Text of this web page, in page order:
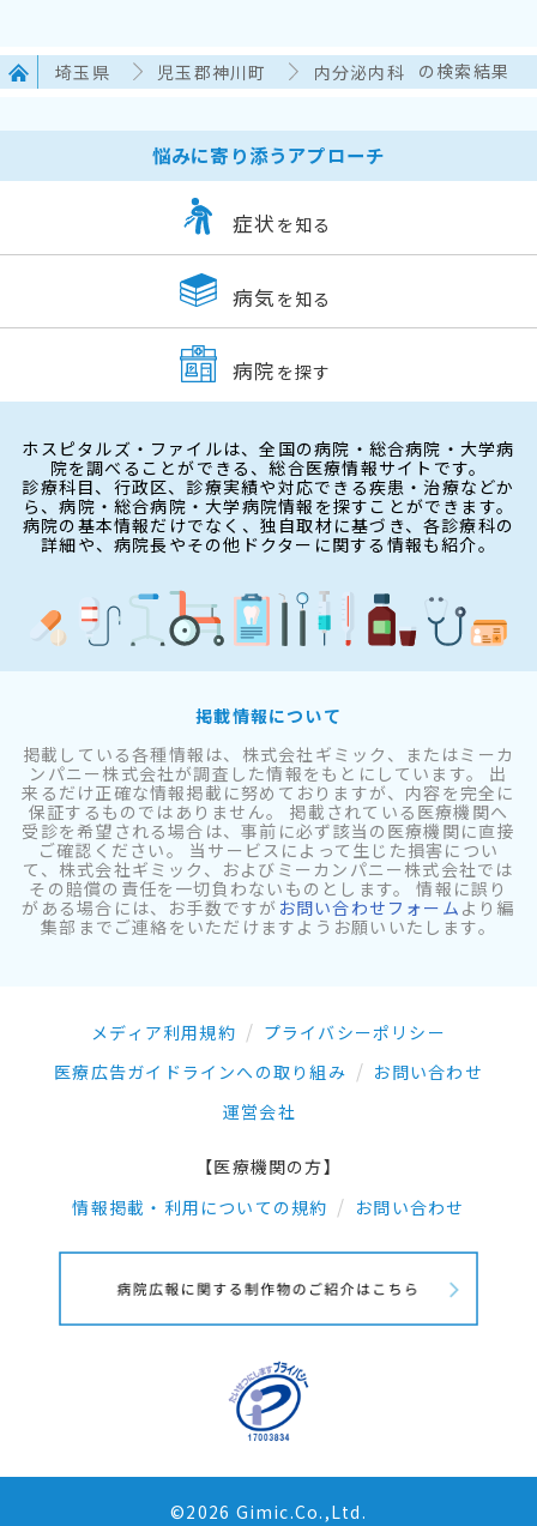
埼玉県 児玉郡神川町 内分泌内科 の検索結果
悩みに寄り添うアプローチ
症状 を知る
病気 を知る
病院 を探す
ホスピタルズ・ファイルは、全国の病院・総合病院・大学病
院を調べることができる、総合医療情報サイトです。
診療科目、行政区、診療実績や対応できる疾患・治療などか
ら、病院・総合病院・大学病院情報を探すことができます。
病院の基本情報だけでなく、独自取材に基づき、各診療科の
詳細や、病院長やその他ドクターに関する情報も紹介。
掲載情報について
掲載している各種情報は、株式会社ギミック、またはミーカ
ンパニー株式会社が調査した情報をもとにしています。 出
来るだけ正確な情報掲載に努めておりますが、内容を完全に
保証するものではありません。 掲載されている医療機関へ
受診を希望される場合は、事前に必ず該当の医療機関に直接
ご確認ください。 当サービスによって生じた損害につい
て、株式会社ギミック、およびミーカンパニー株式会社では
その賠償の責任を一切負わないものとします。 情報に誤り
がある場合には、お手数ですが お問い合わせフォーム より編
集部までご連絡をいただけますようお願いいたします。
メディア利用規約
プライバシーポリシー
医療広告ガイドラインへの取り組み
お問い合わせ
運営会社
【医療機関の方】
情報掲載・利用についての規約
お問い合わせ
©2026 Gimic.Co.,Ltd.